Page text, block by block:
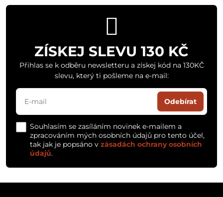
ZÍSKEJ SLEVU 130 KČ
Přihlas se k odběru newsletteru a získej kód na 130KČ
slevu, který ti pošleme na e-mail:
Odebírat
Souhlasím se zasíláním novinek e-mailem a
zpracováním mých osobních údajů pro tento účel,
tak jak je popsáno v zásadách ochrany osobních
údajů.